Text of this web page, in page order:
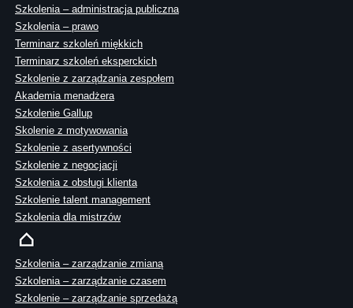
Szkolenia – administracja publiczna
Szkolenia – prawo
Terminarz szkoleń miękkich
Terminarz szkoleń eksperckich
Szkolenie z zarządzania zespołem
Akademia menadżera
Szkolenie Gallup
Skolenie z motywowania
Szkolenie z asertywności
Szkolenie z negocjacji
Szkolenia z obsługi klienta
Szkolenie talent management
Szkolenia dla mistrzów
Szkolenia – zarządzanie zmianą
Szkolenia – zarządzanie czasem
Szkolenie – zarządzanie sprzedażą